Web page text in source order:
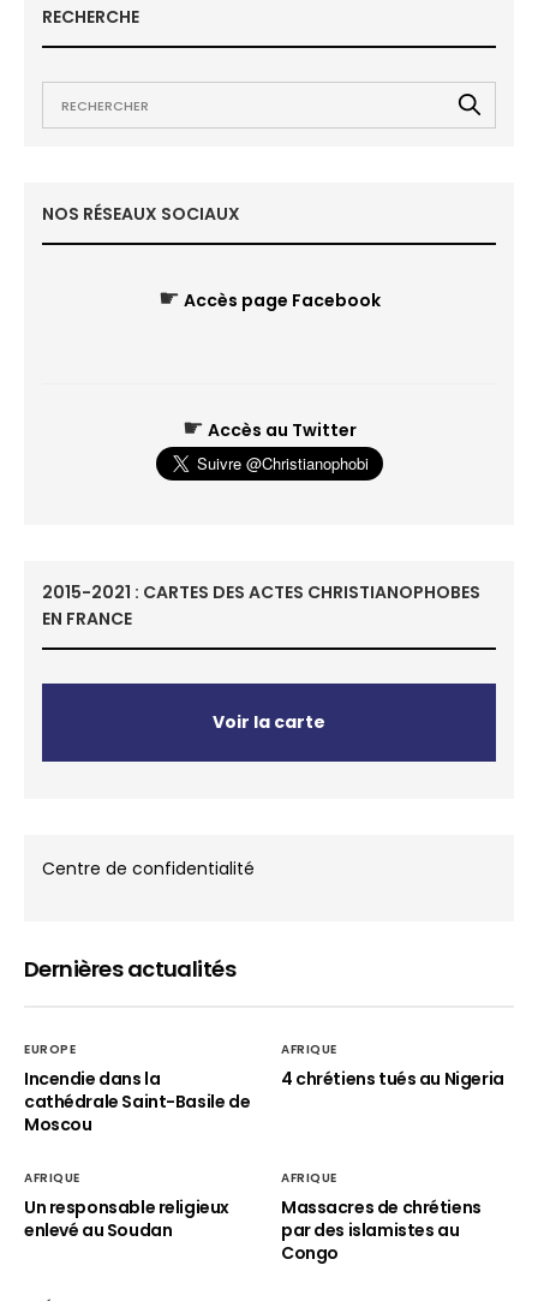
RECHERCHE
NOS RÉSEAUX SOCIAUX
☛ Accès page Facebook
☛ Accès au Twitter
2015-2021 : CARTES DES ACTES CHRISTIANOPHOBES
EN FRANCE
Voir la carte
Centre de confidentialité
Dernières actualités
EUROPE
Incendie dans la
cathédrale Saint-Basile de
Moscou
AFRIQUE
4 chrétiens tués au Nigeria
AFRIQUE
Un responsable religieux
enlevé au Soudan
AFRIQUE
Massacres de chrétiens
par des islamistes au
Congo